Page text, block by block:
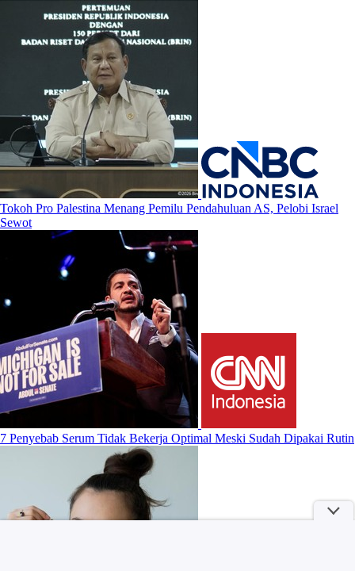
Tokoh Pro Palestina Menang Pemilu Pendahuluan AS, Pelobi Israel
Sewot
7 Penyebab Serum Tidak Bekerja Optimal Meski Sudah Dipakai Rutin